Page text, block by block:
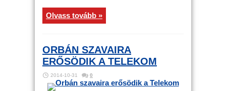
Olvass tovább »
ORBÁN SZAVAIRA
ERŐSÖDIK A TELEKOM
2014-10-31 0